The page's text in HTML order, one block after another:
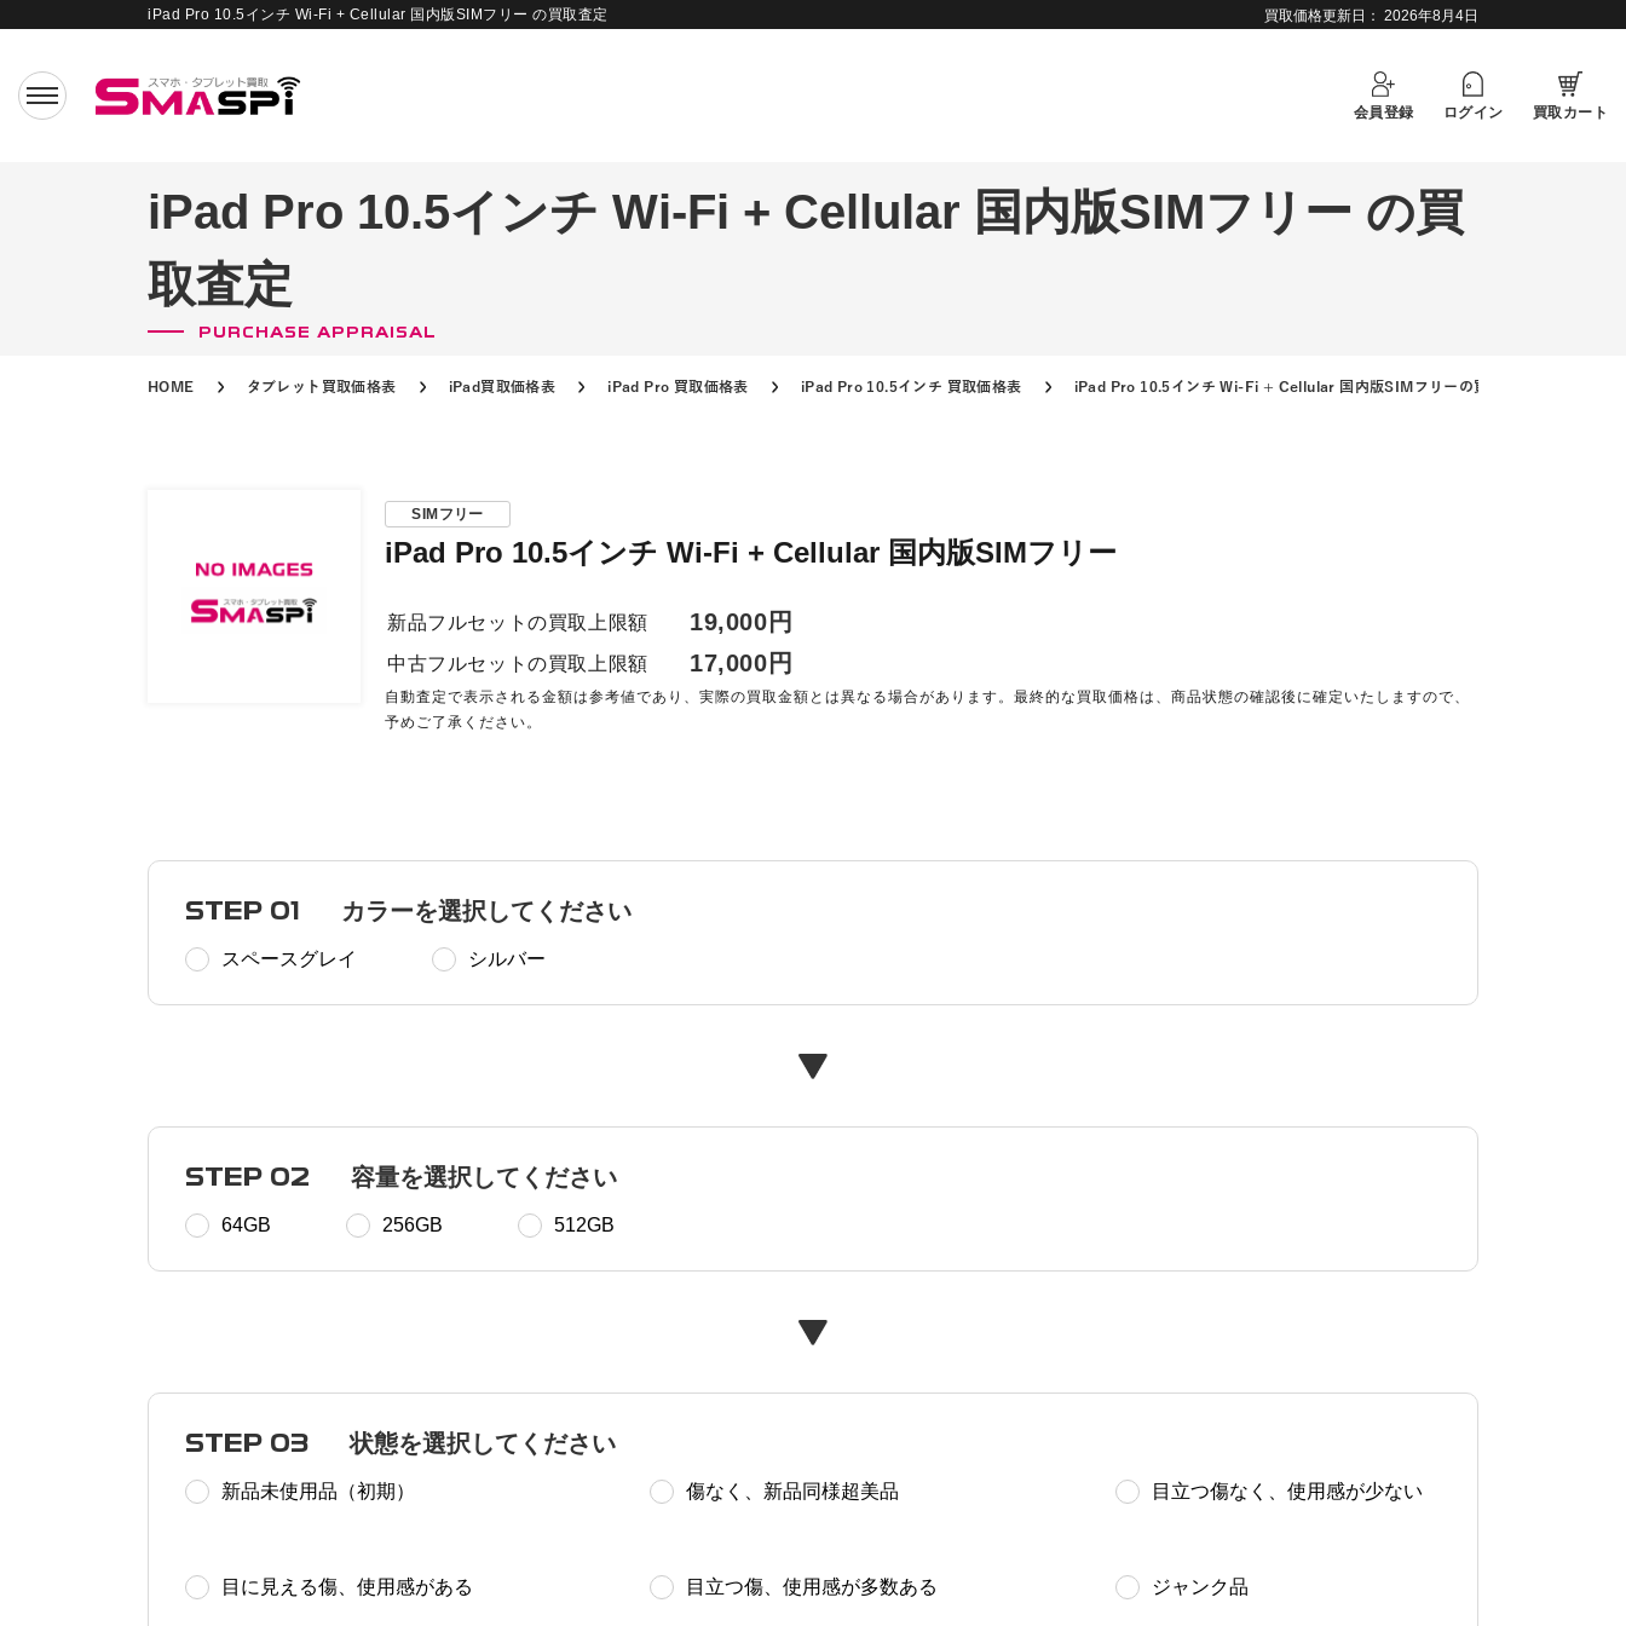
買取価格更新日： 2026年8月4日
iPad Pro 10.5インチ Wi-Fi + Cellular 国内版SIMフリー の買取査定
会員登録 ログイン 買取カート
iPad Pro 10.5インチ Wi-Fi + Cellular 国内版SIMフリー の買
取査定
PURCHASE APPRAISAL
HOME タブレット買取価格表 iPad買取価格表 iPad Pro 買取価格表 iPad Pro 10.5インチ 買取価格表 iPad Pro 10.5インチ Wi-Fi + Cellular 国内版SIMフリーの買取査定
SIMフリー
iPad Pro 10.5インチ Wi-Fi + Cellular 国内版SIMフリー
新品フルセットの買取上限額 19,000円
中古フルセットの買取上限額 17,000円
自動査定で表示される金額は参考値であり、実際の買取金額とは異なる場合があります。最終的な買取価格は、商品状態の確認後に確定いたしますので、
予めご了承ください。
STEP 01 カラーを選択してください
スペースグレイ シルバー
STEP 02 容量を選択してください
64GB 256GB 512GB
STEP 03 状態を選択してください
新品未使用品（初期） 傷なく、新品同様超美品 目立つ傷なく、使用感が少ない
目に見える傷、使用感がある 目立つ傷、使用感が多数ある ジャンク品